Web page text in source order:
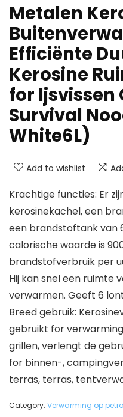
Metalen
Efficiënte
Kerosine
for Ijsvissen
Survival
White6L)
Add to wishlist
Krachtige functies: Er
kerosinekachel, een
een brandstoftank van
calorische waarde is
brandstofverbruik per
Hij kan snel een ruimte
verwarmen. Geeft 6
Breed gebruik:
gebruikt for
grillen, verlengt de
for binnen-,
terras, terras,
Category: Verwarming op